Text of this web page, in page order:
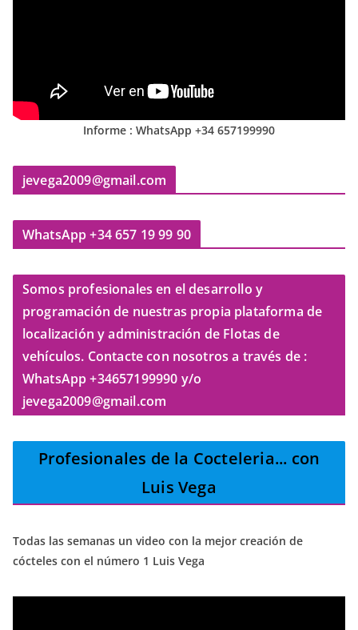
Informe : WhatsApp +34 657199990
jevega2009@gmail.com
WhatsApp +34 657 19 99 90
Somos profesionales en el desarrollo y
programación de nuestras propia plataforma de
localización y administración de Flotas de
vehículos. Contacte con nosotros a través de :
WhatsApp +34657199990 y/o
jevega2009@gmail.com
Profesionales de la Cocteleria... con
Luis Vega
Todas las semanas un video con la mejor creación de
cócteles con el número 1 Luis Vega